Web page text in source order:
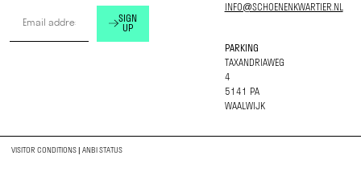
With *(Re)vived & (Re)woven* Judith Sanders explores weaving as a repair
technique. She transforms residual materials and discarded footwear into
READ MORE
SIGN
UP
INFO@SCHOENENKWARTIER.NL
PARKING
TAXANDRIAWEG
4
5141 PA
WAALWIJK
VISITOR CONDITIONS|ANBI STATUS